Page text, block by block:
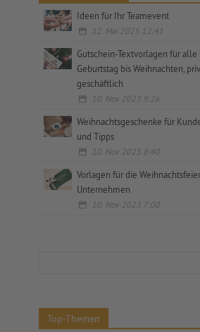
Ideen für Ihr Teamevent
12. Mai 2025 12:41
Gutschein-Textvorlagen für alle
Geburtstag bis Weihnachten,
geschäftlich
10. Nov 2023 9:26
Weihnachtsgeschenke für
und Tipps
10. Nov 2023 8:40
Vorlagen für die
Unternehmen
10. Nov 2023 7:00
Top-Themen